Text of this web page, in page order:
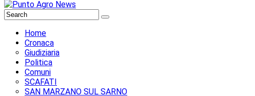
Home
Cronaca
Giudiziaria
Politica
Comuni
SCAFATI
SAN MARZANO SUL SARNO